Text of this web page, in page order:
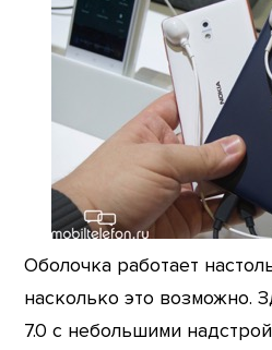
Оболочка работает
насколько это возможно.
7.0 с небольшими